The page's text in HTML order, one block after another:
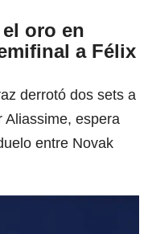
oro en
a Félix
derrotó dos sets a
Aliassime, espera
entre Novak